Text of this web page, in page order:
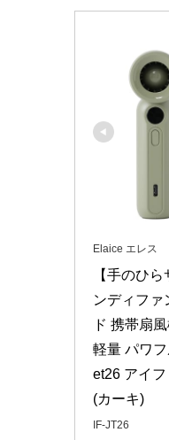
Elaice エレス
【手のひ
ンディファ
ド 携帯扇
軽量 パワ
et26 アイ
(カーキ)
IF-JT26